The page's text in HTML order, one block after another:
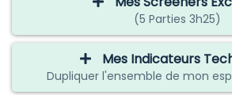
(5 Parties 3h25)
Mes Indicateurs
Dupliquer l'ensemble de mon